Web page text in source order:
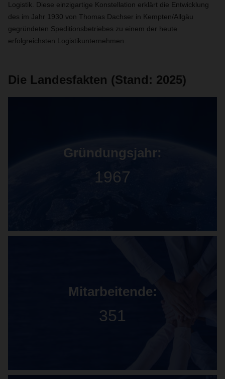
Logistik. Diese einzigartige Konstellation erklärt die Entwicklung
des im Jahr 1930 von Thomas Dachser in Kempten/Allgäu
gegründeten Speditionsbetriebes zu einem der heute
erfolgreichsten Logistikunternehmen.
Die Landesfakten (Stand: 2025)
Gründungsjahr:
1967
Mitarbeitende:
351